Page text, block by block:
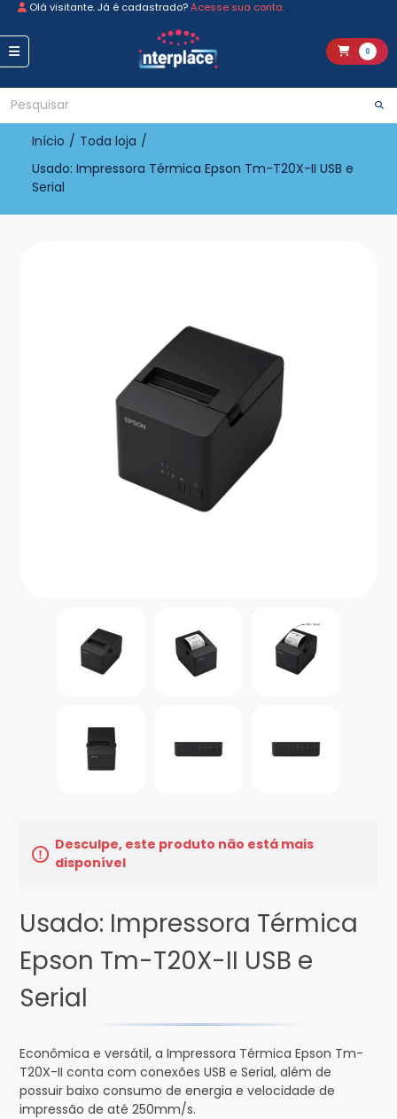
Olá visitante. Já é cadastrado?Acesse sua conta.
0
Início / Toda loja /
Usado: Impressora Térmica Epson Tm-T20X-II USB e
Serial
Desculpe, este produto não está mais
disponível
Usado: Impressora Térmica
Epson Tm-T20X-II USB e
Serial
Econômica e versátil, a Impressora Térmica Epson Tm-
T20X-II conta com conexões USB e Serial, além de
possuir baixo consumo de energia e velocidade de
impressão de até 250mm/s.